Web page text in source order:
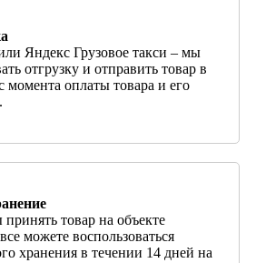
Яндекс Грузовое такси – мы
отгрузку и отправить товар в
момента оплаты товара и его
товар на объекте
можете воспользоваться
хранения в течении 14 дней на